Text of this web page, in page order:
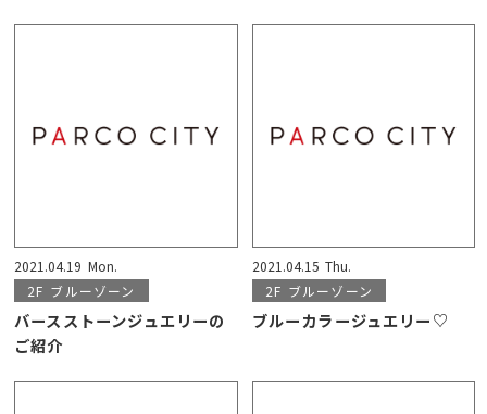
2021.04.19 Mon.
2F ブルーゾーン
バースストーンジュエリーの
ご紹介
2021.04.15 Thu.
2F ブルーゾーン
ブルーカラージュエリー♡